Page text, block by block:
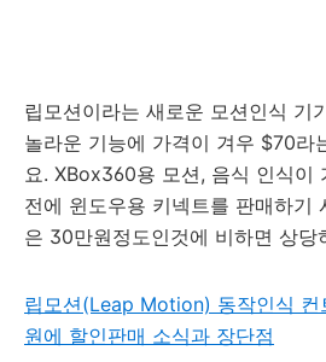
립모션이라는 새로운 모션인식 기
놀라운 기능에 가격이 겨우 $70라
요. XBox360용 모션, 음식 인식이
전에 윈도우용 키넥트를 판매하기
은 30만원정도인것에 비하면 상당
립모션(Leap Motion) 동작인식 컨
원에 할인판매 소식과 장단점